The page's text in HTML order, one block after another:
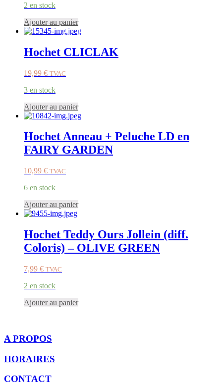
2 en stock
Ajouter au panier
Hochet CLICLAK
19,99 € TVAC
3 en stock
Ajouter au panier
Hochet Anneau + Peluche LD en
FAIRY GARDEN
10,99 € TVAC
6 en stock
Ajouter au panier
Hochet Teddy Ours Jollein (diff.
Coloris) – OLIVE GREEN
7,99 € TVAC
2 en stock
Ajouter au panier
A PROPOS
HORAIRES
CONTACT